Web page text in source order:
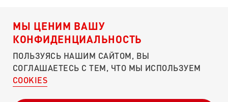
ПОДДЕРЖАТЬ ЭТОТ СБОР
Я согласен c условиямиоферты
Я согласен с
МЫ ЦЕНИМ ВАШУ
КОНФИДЕНЦИАЛЬНОСТЬ
ПОЛЬЗУЯСЬ НАШИМ САЙТОМ, ВЫ
СОГЛАШАЕТЕСЬ С ТЕМ, ЧТО МЫ ИСПОЛЬЗУЕМ
COOKIES